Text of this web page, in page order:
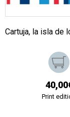
Cartuja, la isla de
Print